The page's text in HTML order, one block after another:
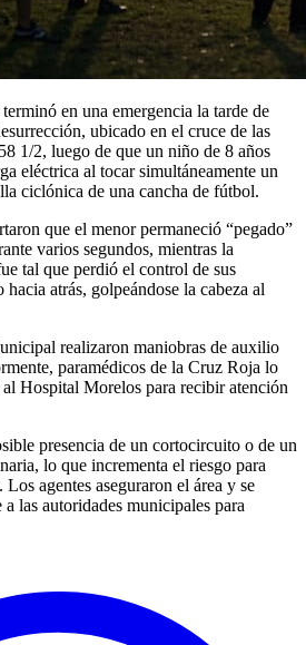
en una emergencia la tarde de
ubicado en el cruce de las
1/2, luego de que un niño de 8 años
eléctrica al tocar simultáneamente un
ciclónica de una cancha de fútbol.
que el menor permaneció “pegado”
varios segundos, mientras la
tal que perdió el control de sus
atrás, golpeándose la cabeza al
realizaron maniobras de auxilio
paramédicos de la Cruz Roja lo
Hospital Morelos para recibir atención
presencia de un cortocircuito o de un
lo que incrementa el riesgo para
agentes aseguraron el área y se
las autoridades municipales para